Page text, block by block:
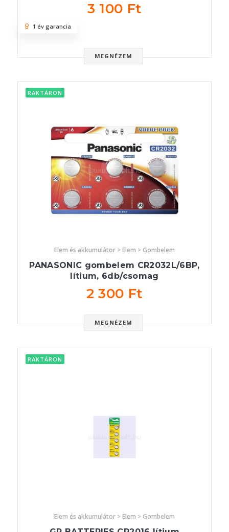
3 100 Ft
MEGNÉZEM
1 év garancia
RAKTÁRON
Elem és akkumulátor > Elem > Gombelem
PANASONIC gombelem CR2032L/6BP,
lítium, 6db/csomag
2 300 Ft
MEGNÉZEM
RAKTÁRON
Elem és akkumulátor > Elem > Gombelem